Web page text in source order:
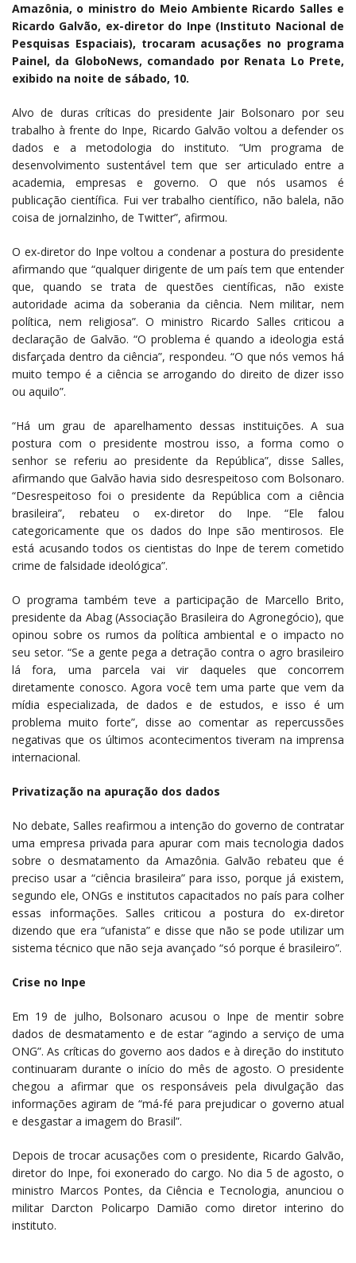
Amazônia, o ministro do Meio Ambiente Ricardo Salles e
Ricardo Galvão, ex-diretor do Inpe (Instituto Nacional de
Pesquisas Espaciais), trocaram acusações no programa
Painel, da GloboNews, comandado por Renata Lo Prete,
exibido na noite de sábado, 10.
Alvo de duras críticas do presidente Jair Bolsonaro por seu
trabalho à frente do Inpe, Ricardo Galvão voltou a defender os
dados e a metodologia do instituto. “Um programa de
desenvolvimento sustentável tem que ser articulado entre a
academia, empresas e governo. O que nós usamos é
publicação científica. Fui ver trabalho científico, não balela, não
coisa de jornalzinho, de Twitter”, afirmou.
O ex-diretor do Inpe voltou a condenar a postura do presidente
afirmando que “qualquer dirigente de um país tem que entender
que, quando se trata de questões científicas, não existe
autoridade acima da soberania da ciência. Nem militar, nem
política, nem religiosa”. O ministro Ricardo Salles criticou a
declaração de Galvão. “O problema é quando a ideologia está
disfarçada dentro da ciência”, respondeu. “O que nós vemos há
muito tempo é a ciência se arrogando do direito de dizer isso
ou aquilo”.
“Há um grau de aparelhamento dessas instituições. A sua
postura com o presidente mostrou isso, a forma como o
senhor se referiu ao presidente da República”, disse Salles,
afirmando que Galvão havia sido desrespeitoso com Bolsonaro.
“Desrespeitoso foi o presidente da República com a ciência
brasileira”, rebateu o ex-diretor do Inpe. “Ele falou
categoricamente que os dados do Inpe são mentirosos. Ele
está acusando todos os cientistas do Inpe de terem cometido
crime de falsidade ideológica”.
O programa também teve a participação de Marcello Brito,
presidente da Abag (Associação Brasileira do Agronegócio), que
opinou sobre os rumos da política ambiental e o impacto no
seu setor. “Se a gente pega a detração contra o agro brasileiro
lá fora, uma parcela vai vir daqueles que concorrem
diretamente conosco. Agora você tem uma parte que vem da
mídia especializada, de dados e de estudos, e isso é um
problema muito forte”, disse ao comentar as repercussões
negativas que os últimos acontecimentos tiveram na imprensa
internacional.
Privatização na apuração dos dados
No debate, Salles reafirmou a intenção do governo de contratar
uma empresa privada para apurar com mais tecnologia dados
sobre o desmatamento da Amazônia. Galvão rebateu que é
preciso usar a “ciência brasileira” para isso, porque já existem,
segundo ele, ONGs e institutos capacitados no país para colher
essas informações. Salles criticou a postura do ex-diretor
dizendo que era “ufanista” e disse que não se pode utilizar um
sistema técnico que não seja avançado “só porque é brasileiro”.
Crise no Inpe
Em 19 de julho, Bolsonaro acusou o Inpe de mentir sobre
dados de desmatamento e de estar “agindo a serviço de uma
ONG”. As críticas do governo aos dados e à direção do instituto
continuaram durante o início do mês de agosto. O presidente
chegou a afirmar que os responsáveis pela divulgação das
informações agiram de “má-fé para prejudicar o governo atual
e desgastar a imagem do Brasil”.
Depois de trocar acusações com o presidente, Ricardo Galvão,
diretor do Inpe, foi exonerado do cargo. No dia 5 de agosto, o
ministro Marcos Pontes, da Ciência e Tecnologia, anunciou o
militar Darcton Policarpo Damião como diretor interino do
instituto.